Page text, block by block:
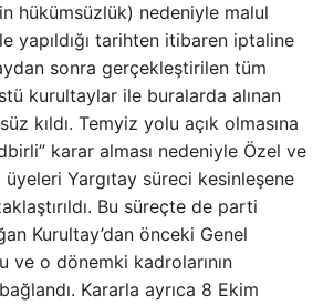
hükümsüzlük) nedeniyle malul
yapıldığı tarihten itibaren iptaline
sonra gerçekleştirilen tüm
kurultaylar ile buralarda alınan
kıldı. Temyiz yolu açık olmasına
karar alması nedeniyle Özel ve
Yargıtay süreci kesinleşene
Bu süreçte de parti
Kurultay’dan önceki Genel
ve o dönemki kadrolarının
Kararla ayrıca 8 Ekim